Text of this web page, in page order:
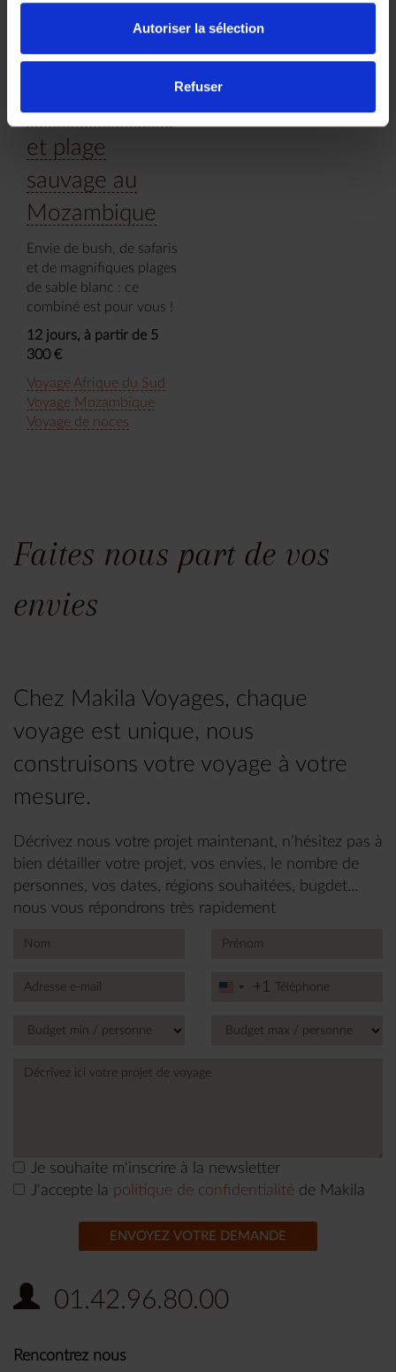
Autoriser la sélection
Refuser
Safari en
du parc Kruger
et plage
sauvage au
Mozambique
Envie de bush, de safaris
et de magnifiques plages
de sable blanc : ce
combiné est pour vous !
12 jours, à partir de 5
300 €
Voyage Afrique du Sud
Voyage Mozambique
Voyage de noces
Faites nous part de vos
envies
Chez Makila Voyages, chaque
voyage est unique, nous
construisons votre voyage à votre
mesure.
Décrivez nous votre projet maintenant, n’hésitez pas à
bien détailler votre projet, vos envies, le nombre de
personnes, vos dates, régions souhaitées, bugdet...
nous vous répondrons très rapidement
United
+1
+1
Je souhaite m'inscrire à la newsletter
J'accepte la politique de confidentialité de Makila
ENVOYEZ VOTRE DEMANDE
01.42.96.80.00
Rencontrez nous